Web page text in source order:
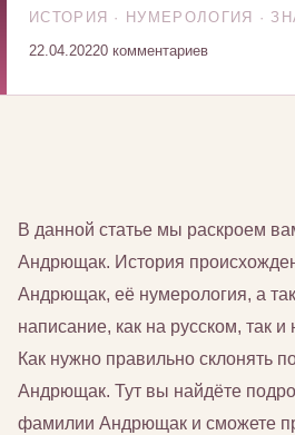
ИСТОРИЯ · НУМЕРОЛОГИЯ ·
22.04.20220 комментариев
В данной статье мы раскроем
Андрющак. История
Андрющак, её нумерология, а
написание, как на русском, так
Как нужно правильно склонять
Андрющак. Тут вы найдёте
фамилии Андрющак и сможете